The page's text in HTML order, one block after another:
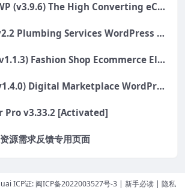
MinimogWP (v3.9.6) The High Converting eCommerce WordPress Theme
Plumbio v2.2 Plumbing Services WordPress Theme
Anarkali (v1.1.3) Fashion Shop Ecommerce Elementor Theme
Markite (v1.4.0) Digital Marketplace WordPress Theme
Pro v3.33.2 [Activated]
源需求反馈专用页面
ICP证: 闽ICP备2022003527号-3| 新手必读| 隐私